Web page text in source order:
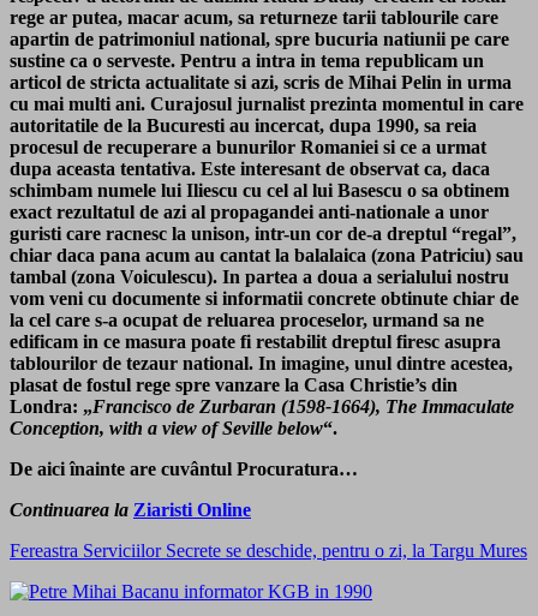
rege ar putea, macar acum, sa returneze tarii tablourile care
apartin de patrimoniul national, spre bucuria natiunii pe care
sustine ca o serveste. Pentru a intra in tema republicam un
articol de stricta actualitate si azi, scris de Mihai Pelin in urma
cu mai multi ani. Curajosul jurnalist prezinta momentul in care
autoritatile de la Bucuresti au incercat, dupa 1990, sa reia
procesul de recuperare a bunurilor Romaniei si ce a urmat
dupa aceasta tentativa. Este interesant de observat ca, daca
schimbam numele lui Iliescu cu cel al lui Basescu o sa obtinem
exact rezultatul de azi al propagandei anti-nationale a unor
guristi care racnesc la unison, intr-un cor de-a dreptul “regal”,
chiar daca pana acum au cantat la balalaica (zona Patriciu) sau
tambal (zona Voiculescu). In partea a doua a serialului nostru
vom veni cu documente si informatii concrete obtinute chiar de
la cel care s-a ocupat de reluarea proceselor, urmand sa ne
edificam in ce masura poate fi restabilit dreptul firesc asupra
tablourilor de tezaur national. In imagine, unul dintre acestea,
plasat de fostul rege spre vanzare la Casa Christie’s din
Londra: „Francisco de Zurbaran (1598-1664), The Immaculate
Conception, with a view of Seville below“.
De aici înainte are cuvântul Procuratura…
Continuarea la Ziaristi Online
Fereastra Serviciilor Secrete se deschide, pentru o zi, la Targu Mures